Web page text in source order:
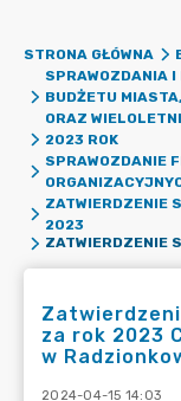
STRONA GŁÓWNA
SPRAWOZDANIA I
BUDŻETU
ORAZ
2023 ROK
SPRAWOZDANIE
ZATWIERDZENIE
2023
za rok 2023
w
2024-04-15 14:03